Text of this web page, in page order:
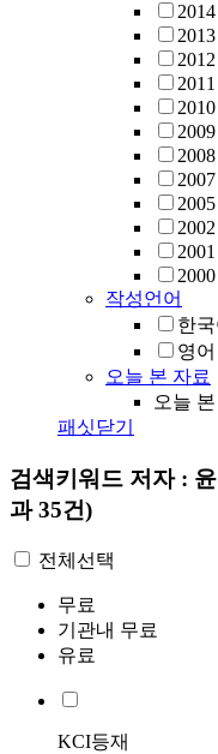
2014
2013
2012
2011
2010
2009
2008
2007
2005
2002
2001
2000
작성언어
한국
영어
오늘 본 자료
오늘
패싯닫기
검색키워드 저자 :
과 35건)
전체선택
무료
기관내 무료
유료
KCI등재